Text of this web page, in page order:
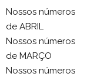
Nossos números
de ABRIL
Nossos números
de MARÇO
Nossos números